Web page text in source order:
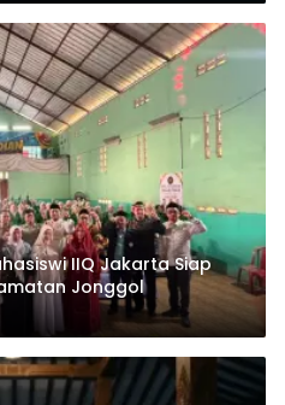
IIQ Jakarta Siap
Jonggol